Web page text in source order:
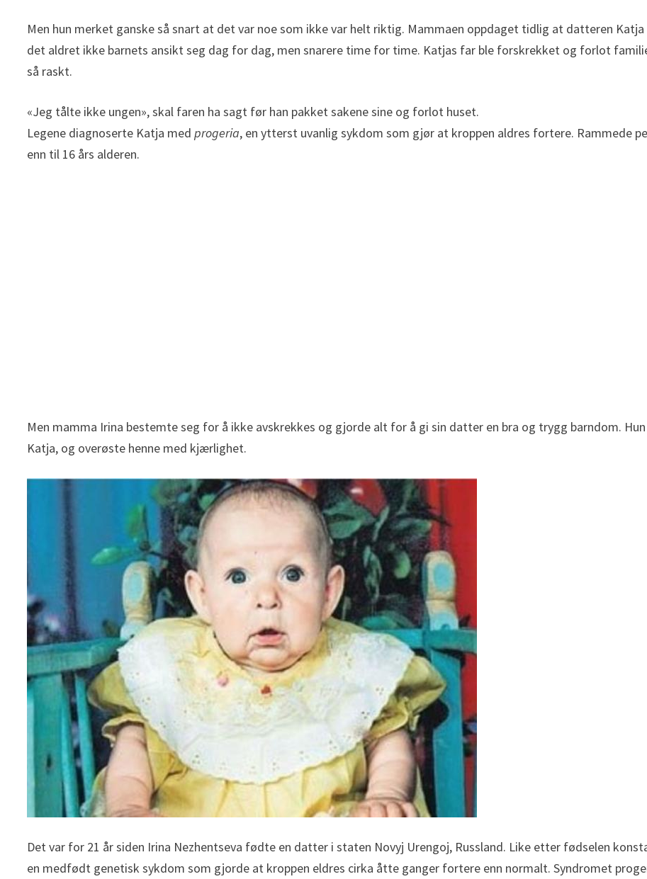
Men hun merket ganske så snart at det var noe som ikke var helt riktig. Mammaen oppdaget tidlig at datteren
det aldret ikke barnets ansikt seg dag for dag, men snarere time for time. Katjas far ble forskrekket og forlot
så raskt.
«Jeg tålte ikke ungen», skal faren ha sagt før han pakket sakene sine og forlot huset.
Legene diagnoserte Katja medprogeria, en ytterst uvanlig sykdom som gjør at kroppen aldres fortere. Rammede
enn til 16 års alderen.
Men mamma Irina bestemte seg for å ikke avskrekkes og gjorde alt for å gi sin datter en bra og trygg barndom.
Katja, og overøste henne med kjærlighet.
Det var for 21 år siden Irina Nezhentseva fødte en datter i staten Novyj Urengoj, Russland. Like etter fødselen
en medfødt genetisk sykdom som gjorde at kroppen eldres cirka åtte ganger fortere enn normalt. Syndromet